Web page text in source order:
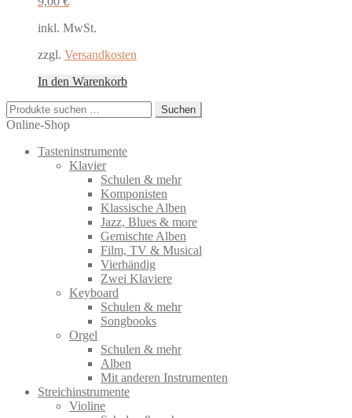
inkl. MwSt.
zzgl. Versandkosten
In den Warenkorb
Suchen
nach:
Suchen
Online-Shop
Tasteninstrumente
Klavier
Schulen & mehr
Komponisten
Klassische Alben
Jazz, Blues & more
Gemischte Alben
Film, TV & Musical
Vierhändig
Zwei Klaviere
Keyboard
Schulen & mehr
Songbooks
Orgel
Schulen & mehr
Alben
Mit anderen Instrumenten
Streichinstrumente
Violine